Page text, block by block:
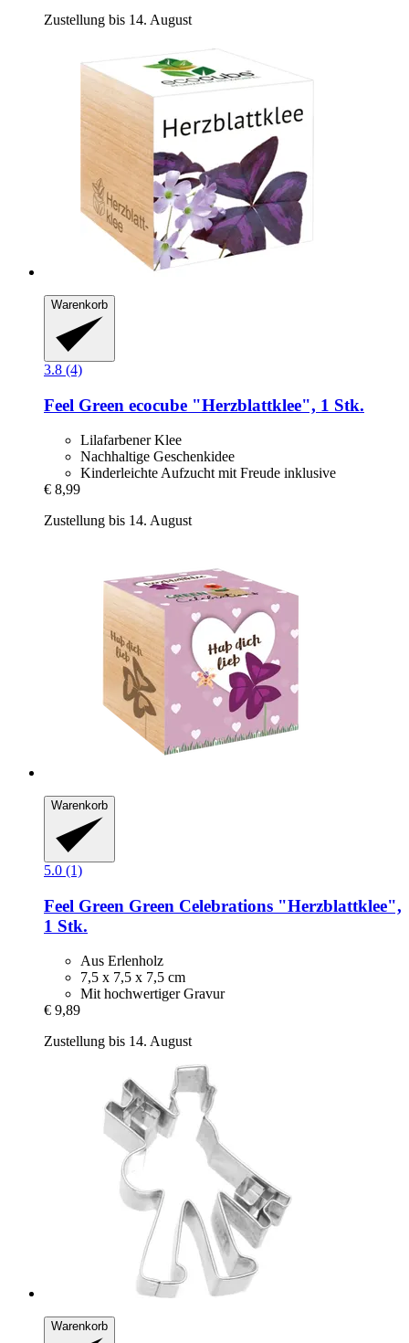
Zustellung bis 14. August
Warenkorb
3.8 (4)
Feel Green ecocube "Herzblattklee", 1 Stk.
Lilafarbener Klee
Nachhaltige Geschenkidee
Kinderleichte Aufzucht mit Freude inklusive
€ 8,99
Zustellung bis 14. August
Warenkorb
5.0 (1)
Feel Green Green Celebrations "Herzblattklee",
1 Stk.
Aus Erlenholz
7,5 x 7,5 x 7,5 cm
Mit hochwertiger Gravur
€ 9,89
Zustellung bis 14. August
Warenkorb